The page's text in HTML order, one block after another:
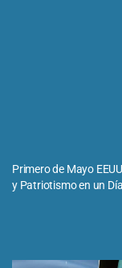
Primero de Mayo
y Patriotismo en un